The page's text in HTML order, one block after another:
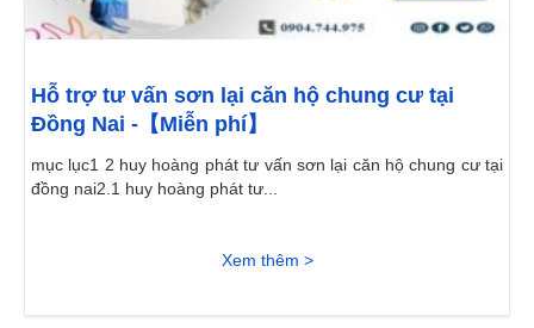
Hỗ trợ tư vấn sơn lại căn hộ chung cư tại
Đồng Nai -【Miễn phí】
mục lục1 2 huy hoàng phát tư vấn sơn lại căn hộ chung cư tại
đồng nai2.1 huy hoàng phát tư...
Xem thêm >